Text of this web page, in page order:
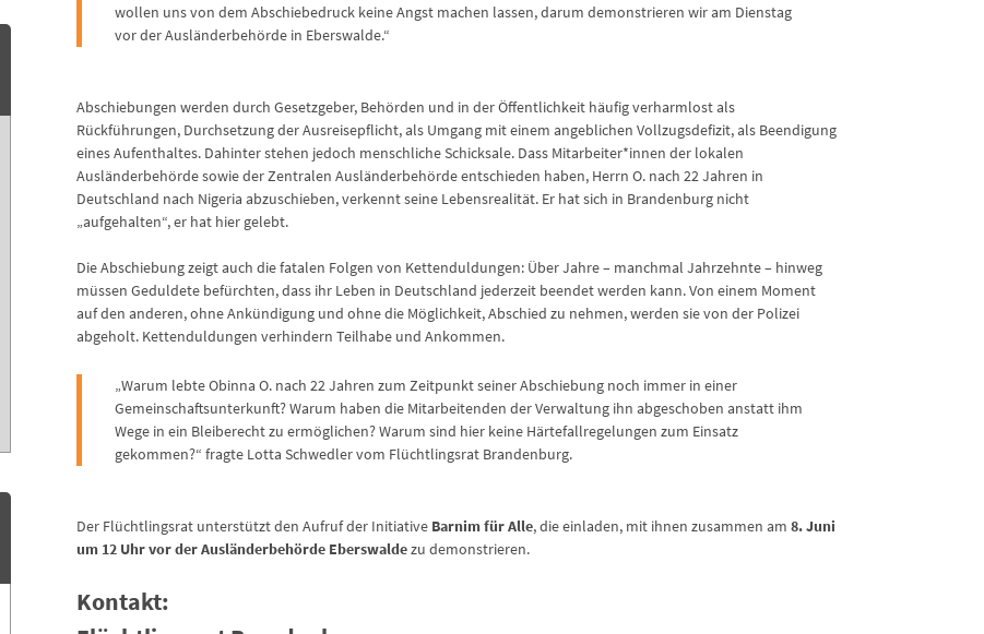
wollen uns von dem Abschiebedruck keine Angst machen lassen, darum demonstrieren wir am Dienstag
vor der Ausländerbehörde in Eberswalde.“
Abschiebungen werden durch Gesetzgeber, Behörden und in der Öffentlichkeit häufig verharmlost als
Rückführungen, Durchsetzung der Ausreisepflicht, als Umgang mit einem angeblichen Vollzugsdefizit, als Beendigung
eines Aufenthaltes. Dahinter stehen jedoch menschliche Schicksale. Dass Mitarbeiter*innen der lokalen
Ausländerbehörde sowie der Zentralen Ausländerbehörde entschieden haben, Herrn O. nach 22 Jahren in
Deutschland nach Nigeria abzuschieben, verkennt seine Lebensrealität. Er hat sich in Brandenburg nicht
„aufgehalten“, er hat hier gelebt.
Die Abschiebung zeigt auch die fatalen Folgen von Kettenduldungen: Über Jahre – manchmal Jahrzehnte – hinweg
müssen Geduldete befürchten, dass ihr Leben in Deutschland jederzeit beendet werden kann. Von einem Moment
auf den anderen, ohne Ankündigung und ohne die Möglichkeit, Abschied zu nehmen, werden sie von der Polizei
abgeholt. Kettenduldungen verhindern Teilhabe und Ankommen.
„Warum lebte Obinna O. nach 22 Jahren zum Zeitpunkt seiner Abschiebung noch immer in einer
Gemeinschaftsunterkunft? Warum haben die Mitarbeitenden der Verwaltung ihn abgeschoben anstatt ihm
Wege in ein Bleiberecht zu ermöglichen? Warum sind hier keine Härtefallregelungen zum Einsatz
gekommen?“ fragte Lotta Schwedler vom Flüchtlingsrat Brandenburg.
Der Flüchtlingsrat unterstützt den Aufruf der Initiative Barnim für Alle, die einladen, mit ihnen zusammen am 8. Juni
um 12 Uhr vor der Ausländerbehörde Eberswaldezu demonstrieren.
Kontakt: